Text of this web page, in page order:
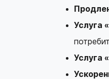
Услуга
Услуга